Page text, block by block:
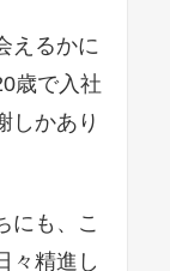
えるかに
歳で入社
しかあり
も、こ
々精進し